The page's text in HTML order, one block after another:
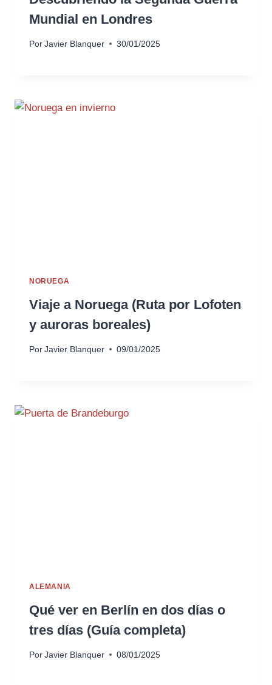
Mundial en Londres
Por Javier Blanquer 30/01/2025
NORUEGA
Viaje a Noruega (Ruta por Lofoten
y auroras boreales)
Por Javier Blanquer 09/01/2025
ALEMANIA
Qué ver en Berlín en dos días o
tres días (Guía completa)
Por Javier Blanquer 08/01/2025